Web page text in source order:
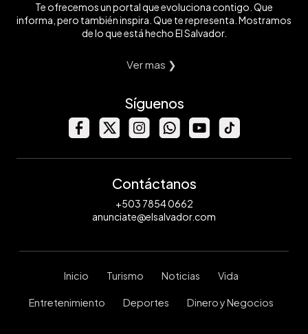
Te ofrecemos un portal que evoluciona contigo. Que
informa, pero también inspira. Que te representa. Mostramos
de lo que está hecho El Salvador.
Ver mas ❯
Síguenos
Contáctanos
+503 7854 0662
anunciate@elsalvador.com
Inicio Turismo Noticias Vida
Entretenimiento Deportes Dinero y Negocios